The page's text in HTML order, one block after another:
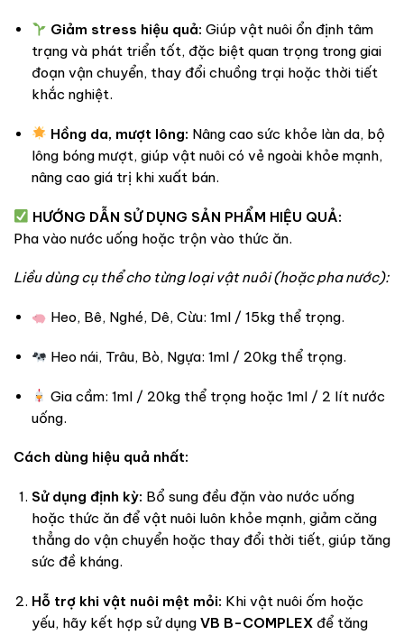
Giảm stress hiệu quả: Giúp vật nuôi ổn định tâm
trạng và phát triển tốt, đặc biệt quan trọng trong giai
đoạn vận chuyển, thay đổi chuồng trại hoặc thời tiết
khắc nghiệt.
Hồng da, mượt lông: Nâng cao sức khỏe làn da, bộ
lông bóng mượt, giúp vật nuôi có vẻ ngoài khỏe mạnh,
nâng cao giá trị khi xuất bán.
HƯỚNG DẪN SỬ DỤNG SẢN PHẨM HIỆU QUẢ:
Pha vào nước uống hoặc trộn vào thức ăn.
Liều dùng cụ thể cho từng loại vật nuôi (hoặc pha nước):
Heo, Bê, Nghé, Dê, Cừu: 1ml / 15kg thể trọng.
Heo nái, Trâu, Bò, Ngựa: 1ml / 20kg thể trọng.
Gia cầm: 1ml / 20kg thể trọng hoặc 1ml / 2 lít nước
uống.
Cách dùng hiệu quả nhất:
Sử dụng định kỳ: Bổ sung đều đặn vào nước uống
hoặc thức ăn để vật nuôi luôn khỏe mạnh, giảm căng
thẳng do vận chuyển hoặc thay đổi thời tiết, giúp tăng
sức đề kháng.
Hỗ trợ khi vật nuôi mệt mỏi: Khi vật nuôi ốm hoặc
yếu, hãy kết hợp sử dụng VB B-COMPLEXđể tăng